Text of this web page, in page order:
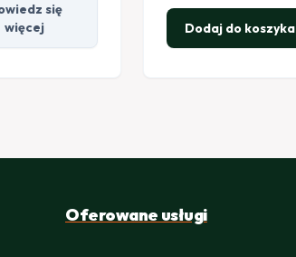
się
więcej
Dodaj do koszyka
Oferowane usługi